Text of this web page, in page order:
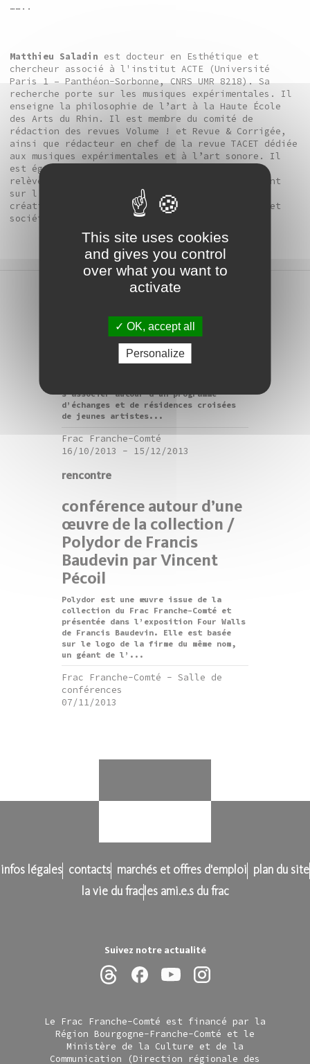
Suivez notre actualité
……..
Matthieu Saladin est docteur en Esthétique et
chercheur associé à l'institut ACTE (Université
Paris 1 – Panthéon-Sorbonne, CNRS UMR 8218). Sa
recherche porte sur les musiques expérimentales. Il
enseigne la philosophie de l’art à la Haute École
des Arts du Rhin. Il est membre du comité de
rédaction des revues Volume ! et Revue & Corrigée,
ainsi que rédacteur en chef de la revue TACET dédiée
aux musiques expérimentales et à l’art sonore. Il
est également artiste et musicien. Sa pratique
relève d'une approche conceptuelle, réfléchissant
sur l'histoire des formes et des processus de
création, ainsi que sur les rapports entre art et
société.
Résidence / aiR Nord-Est
s’associer autour d’un programme
d’échanges et de résidences croisées
de jeunes artistes...
Frac Franche-Comté
16/10/2013
- 15/12/2013
rencontre
conférence autour d’une
œuvre de la collection /
Polydor de Francis
Baudevin par Vincent
Pécoil
Polydor est une œuvre issue de la
collection du Frac Franche-Comté et
présentée dans l’exposition Four Walls
de Francis Baudevin. Elle est basée
sur le logo de la firme du même nom,
un géant de l’...
Frac Franche-Comté - Salle de
conférences
07/11/2013
infos légales contacts marchés et offres d'emploi
plan du site
la vie du frac les ami.e.s du frac
Le Frac Franche-Comté est financé par la
Région Bourgogne-Franche-Comté et le
Ministère de la Culture et de la
Communication (Direction régionale des
This site uses cookies
and gives you control
over what you want to
activate
OK, accept all
Personalize